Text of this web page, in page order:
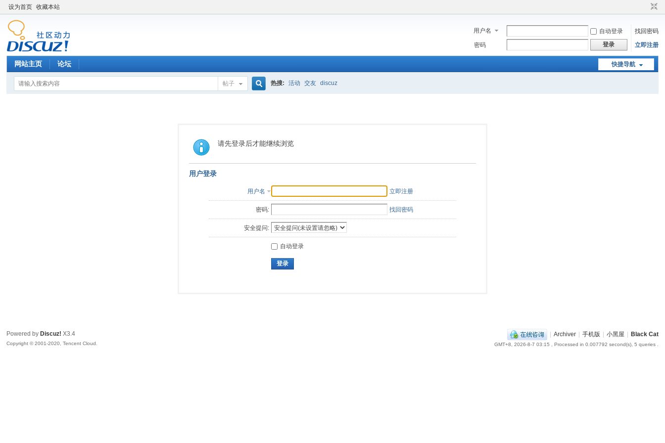
设为首页 收藏本站
用户名 自动登录
找回密码
密码
登录 立即注册
快捷导航
网站主页 论坛
帖子
索
热搜: 活动 交友 discuz
请先登录后才能继续浏览
用户登录
用户名 立即注册
密码: 找回密码
安全提问:
自动登录
登录
| Archiver | 手机版 | 小黑屋 | Black Cat
GMT+8, 2026-8-7 03:15 , Processed in 0.007792 second(s), 5 queries .
Powered by Discuz! X3.4
Copyright © 2001-2020, Tencent Cloud.